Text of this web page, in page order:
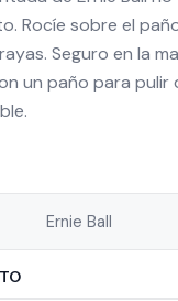
Rocíe sobre el
Seguro en la
un paño para pulir
Ernie Ball